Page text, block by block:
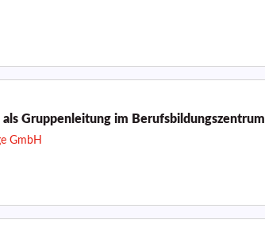
Gruppenleitung im Berufsbildungszentrum
GmbH